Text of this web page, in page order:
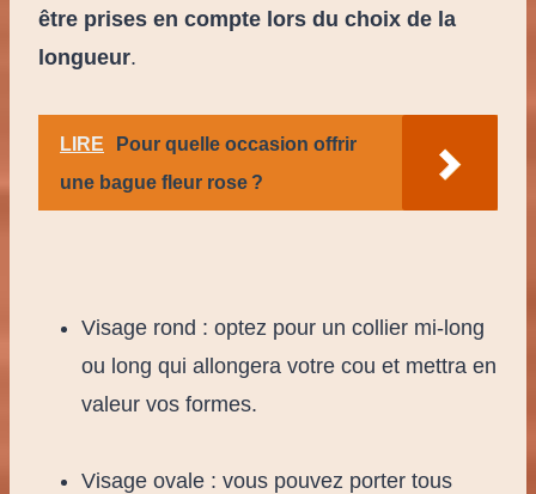
être prises en compte lors du choix de la
longueur.
LIRE
Pour quelle occasion offrir
une bague fleur rose ?
Visage rond : optez pour un collier mi-long
ou long qui allongera votre cou et mettra en
valeur vos formes.
Visage ovale : vous pouvez porter tous